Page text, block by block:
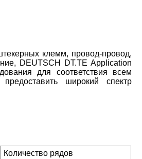
клемм, провод-провод,
DEUTSCH DT.TE Application
для соответствия всем
широкий спектр
Количество рядов